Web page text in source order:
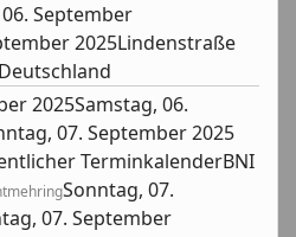
September
2025Lindenstraße
2025Samstag, 06.
07. September 2025
TerminkalenderBNI
Sonntag, 07.
07. September